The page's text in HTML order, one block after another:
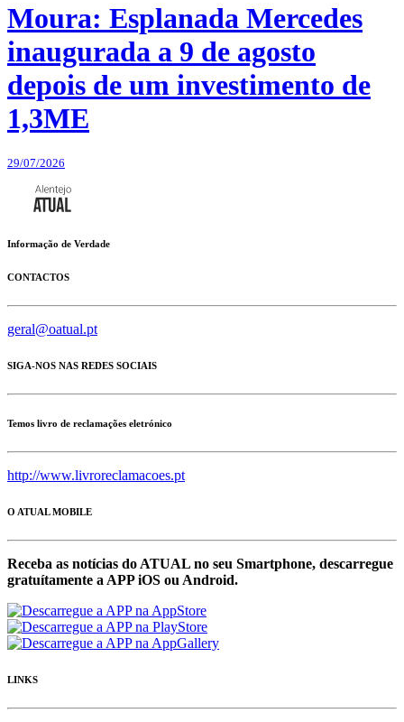
Moura: Esplanada Mercedes
inaugurada a 9 de agosto
depois de um investimento de
1,3ME
29/07/2026
Informação de Verdade
CONTACTOS
geral@oatual.pt
SIGA-NOS NAS REDES SOCIAIS
Temos livro de reclamações eletrónico
http://www.livroreclamacoes.pt
O ATUAL MOBILE
Receba as notícias do ATUAL no seu Smartphone, descarregue
gratuítamente a APP iOS ou Android.
LINKS